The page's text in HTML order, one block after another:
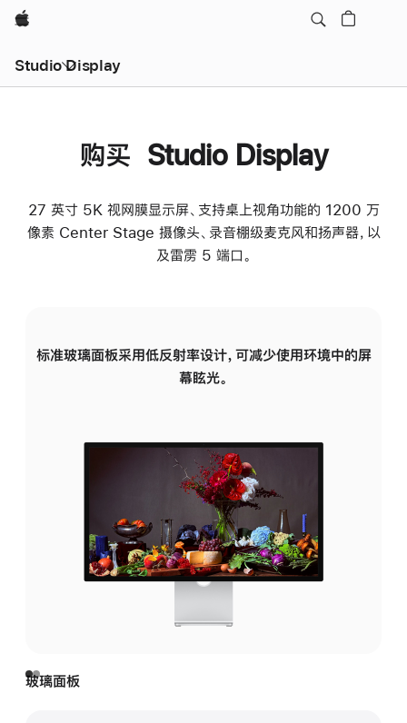
Apple
Studio Display
购买 Studio Display
27 英寸 5K 视网膜显示屏、支持桌上视角功能的 1200 万
像素 Center Stage 摄像头、录音棚级麦克风和扬声器，以
及雷雳 5 端口。
标准玻璃面板采用低反射率设计，可减少使用环境中的屏
幕眩光。
玻璃面板